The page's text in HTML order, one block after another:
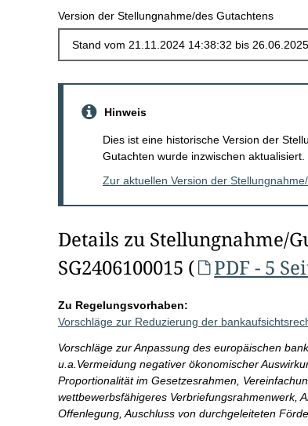
Version der Stellungnahme/des Gutachtens
Hinweis
Dies ist eine historische Version der
Gutachten wurde inzwischen aktualisiert.
Zur aktuellen Version der
Details zu Stellungnahme/
SG2406100015 (
PDF - 5
Zu Regelungsvorhaben:
Vorschläge zur Reduzierung der
Vorschläge zur Anpassung des europäischen
u.a.Vermeidung negativer ökonomischer
Proportionalität im Gesetzesrahmen,
wettbewerbsfähigeres Verbriefungsrahmenwerk,
Offenlegung, Auschluss von durchgeleiteten